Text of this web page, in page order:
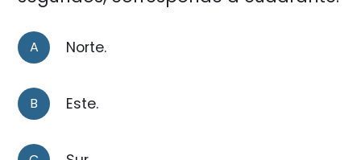
A Norte.
B Este.